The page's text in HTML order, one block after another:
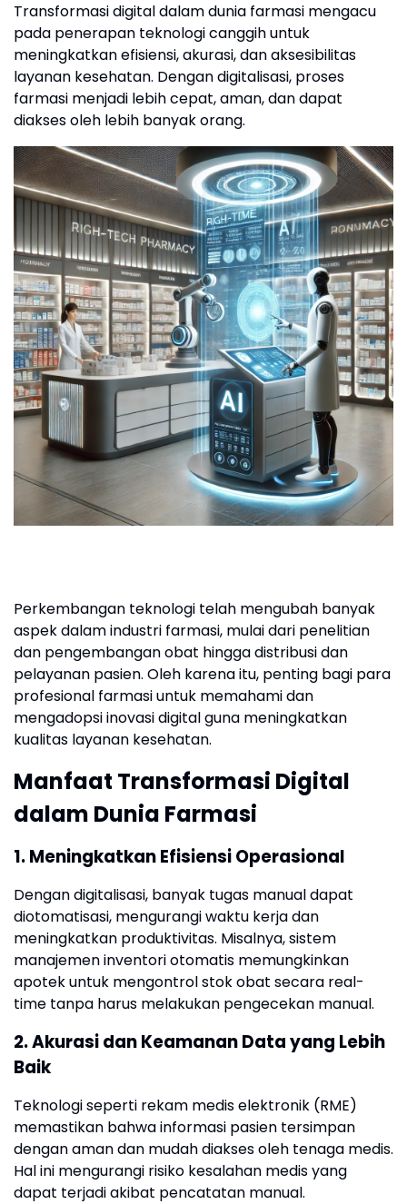
Transformasi digital dalam dunia farmasi mengacu
pada penerapan teknologi canggih untuk
meningkatkan efisiensi, akurasi, dan aksesibilitas
layanan kesehatan. Dengan digitalisasi, proses
farmasi menjadi lebih cepat, aman, dan dapat
diakses oleh lebih banyak orang.
Perkembangan teknologi telah mengubah banyak
aspek dalam industri farmasi, mulai dari penelitian
dan pengembangan obat hingga distribusi dan
pelayanan pasien. Oleh karena itu, penting bagi para
profesional farmasi untuk memahami dan
mengadopsi inovasi digital guna meningkatkan
kualitas layanan kesehatan.
Manfaat Transformasi Digital
dalam Dunia Farmasi
1. Meningkatkan Efisiensi Operasional
Dengan digitalisasi, banyak tugas manual dapat
diotomatisasi, mengurangi waktu kerja dan
meningkatkan produktivitas. Misalnya, sistem
manajemen inventori otomatis memungkinkan
apotek untuk mengontrol stok obat secara real-
time tanpa harus melakukan pengecekan manual.
2. Akurasi dan Keamanan Data yang Lebih
Baik
Teknologi seperti rekam medis elektronik (RME)
memastikan bahwa informasi pasien tersimpan
dengan aman dan mudah diakses oleh tenaga medis.
Hal ini mengurangi risiko kesalahan medis yang
dapat terjadi akibat pencatatan manual.